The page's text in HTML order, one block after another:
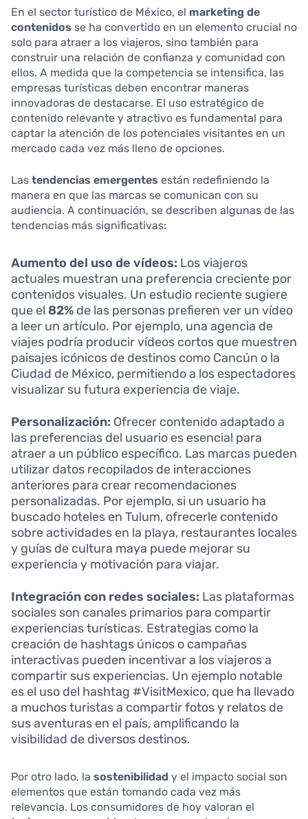
En el sector turístico de México, el marketing de
contenidos se ha convertido en un elemento crucial no
solo para atraer a los viajeros, sino también para
construir una relación de confianza y comunidad con
ellos. A medida que la competencia se intensifica, las
empresas turísticas deben encontrar maneras
innovadoras de destacarse. El uso estratégico de
contenido relevante y atractivo es fundamental para
captar la atención de los potenciales visitantes en un
mercado cada vez más lleno de opciones.
Las tendencias emergentes están redefiniendo la
manera en que las marcas se comunican con su
audiencia. A continuación, se describen algunas de las
tendencias más significativas:
Aumento del uso de vídeos: Los viajeros
actuales muestran una preferencia creciente por
contenidos visuales. Un estudio reciente sugiere
que el 82% de las personas prefieren ver un vídeo
a leer un artículo. Por ejemplo, una agencia de
viajes podría producir vídeos cortos que muestren
paisajes icónicos de destinos como Cancún o la
Ciudad de México, permitiendo a los espectadores
visualizar su futura experiencia de viaje.
Personalización: Ofrecer contenido adaptado a
las preferencias del usuario es esencial para
atraer a un público específico. Las marcas pueden
utilizar datos recopilados de interacciones
anteriores para crear recomendaciones
personalizadas. Por ejemplo, si un usuario ha
buscado hoteles en Tulum, ofrecerle contenido
sobre actividades en la playa, restaurantes locales
y guías de cultura maya puede mejorar su
experiencia y motivación para viajar.
Integración con redes sociales: Las plataformas
sociales son canales primarios para compartir
experiencias turísticas. Estrategias como la
creación de hashtags únicos o campañas
interactivas pueden incentivar a los viajeros a
compartir sus experiencias. Un ejemplo notable
es el uso del hashtag #VisitMexico, que ha llevado
a muchos turistas a compartir fotos y relatos de
sus aventuras en el país, amplificando la
visibilidad de diversos destinos.
Por otro lado, la sostenibilidad y el impacto social son
elementos que están tomando cada vez más
relevancia. Los consumidores de hoy valoran el